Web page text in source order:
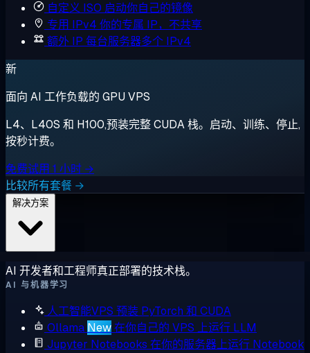
自定义 ISO 启动你自己的镜像
专用 IPv4 你的专属 IP，不共享
额外 IP 每台服务器多个 IPv4
新
面向 AI 工作负载的 GPU VPS
L4、L40S 和 H100,预装完整 CUDA 栈。启动、训练、停止,
按秒计费。
免费试用 1 小时 →
比较所有套餐 →
AI 开发者和工程师真正部署的技术栈。
AI 与机器学习
人工智能VPS 预装 PyTorch 和 CUDA
Ollama New在你自己的 VPS 上运行 LLM
Jupyter Notebooks 在你的服务器上运行 Notebook